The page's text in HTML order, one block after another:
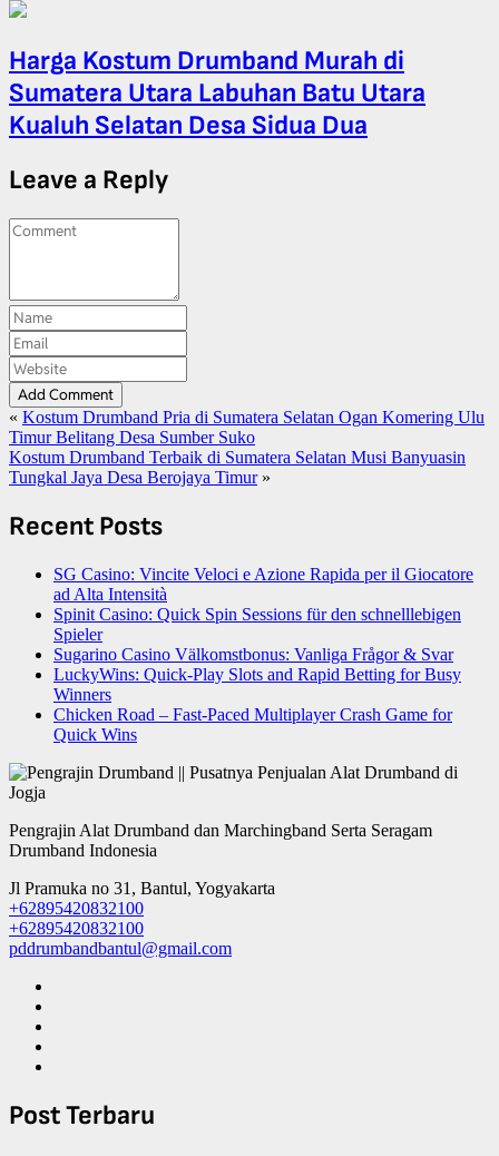
Harga Kostum Drumband Murah di
Sumatera Utara Labuhan Batu Utara
Kualuh Selatan Desa Sidua Dua
Leave a Reply
Add Comment
« Kostum Drumband Pria di Sumatera Selatan Ogan Komering Ulu
Timur Belitang Desa Sumber Suko
Kostum Drumband Terbaik di Sumatera Selatan Musi Banyuasin
Tungkal Jaya Desa Berojaya Timur»
Recent Posts
SG Casino: Vincite Veloci e Azione Rapida per il Giocatore
ad Alta Intensità
Spinit Casino: Quick Spin Sessions für den schnelllebigen
Spieler
Sugarino Casino Välkomstbonus: Vanliga Frågor & Svar
LuckyWins: Quick‑Play Slots and Rapid Betting for Busy
Winners
Chicken Road – Fast‑Paced Multiplayer Crash Game for
Quick Wins
Pengrajin Alat Drumband dan Marchingband Serta Seragam
Drumband Indonesia
Jl Pramuka no 31, Bantul, Yogyakarta
+62895420832100
+62895420832100
pddrumbandbantul@gmail.com
Post Terbaru